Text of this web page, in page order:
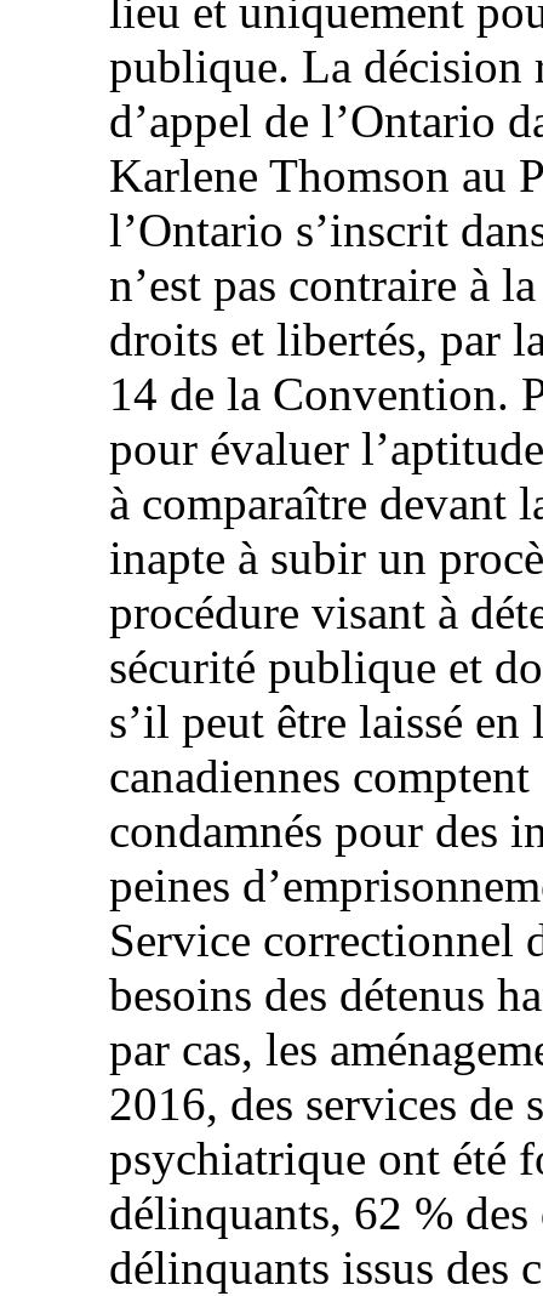
lieu et uniquement
publique. La décision
d’appel de l’Ontario
Karlene Thomson au
l’Ontario s’inscrit
n’est pas contraire à
droits et libertés, par
14 de la Convention.
pour évaluer
à comparaître devant
inapte à subir un
procédure visant à
sécurité publique et
s’il peut être laissé
canadiennes
condamnés pour des
peines
Service correctionnel
besoins des détenus
par cas, les
2016, des services de
psychiatrique ont été
délinquants, 62 %
délinquants issus des